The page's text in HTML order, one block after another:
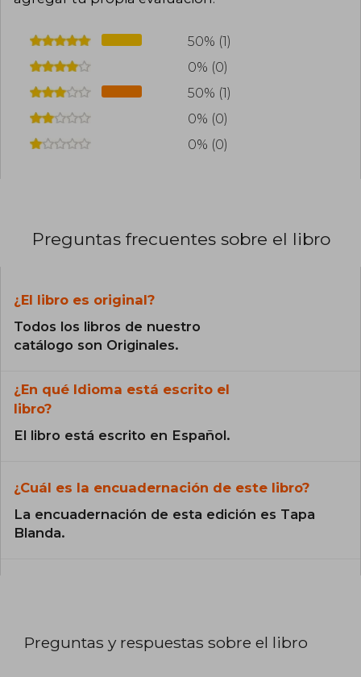
50% (1)
0% (0)
50% (1)
0% (0)
0% (0)
Preguntas frecuentes sobre el libro
¿El libro es original?
Todos los libros de nuestro
catálogo son Originales.
¿En qué Idioma está escrito el
libro?
El libro está escrito en Español.
¿Cuál es la encuadernación de este libro?
La encuadernación de esta edición es Tapa
Blanda.
Preguntas y respuestas sobre el libro